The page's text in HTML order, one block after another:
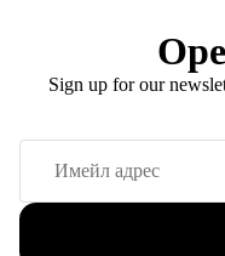
Sign up for our